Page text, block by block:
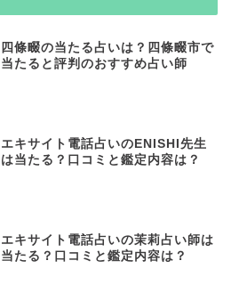
四條畷の当たる占いは？四條畷市で
当たると評判のおすすめ占い師
エキサイト電話占いのENISHI先生
は当たる？口コミと鑑定内容は？
エキサイト電話占いの茉莉占い師は
当たる？口コミと鑑定内容は？